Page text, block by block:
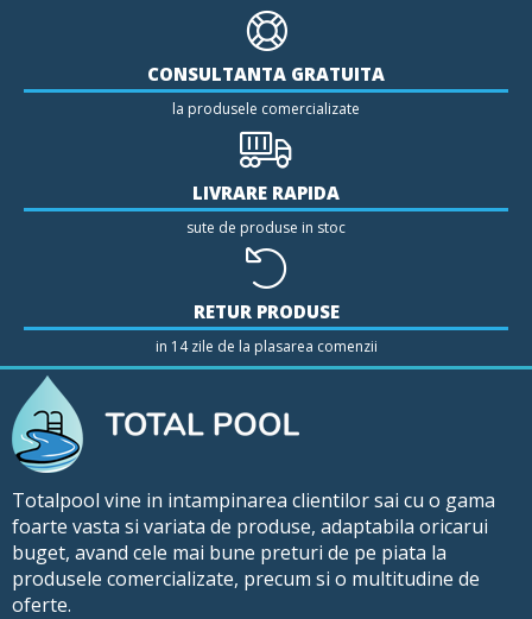
CONSULTANTA GRATUITA
la produsele comercializate
LIVRARE RAPIDA
sute de produse in stoc
RETUR PRODUSE
in 14 zile de la plasarea comenzii
Totalpool vine in intampinarea clientilor sai cu o gama
foarte vasta si variata de produse, adaptabila oricarui
buget, avand cele mai bune preturi de pe piata la
produsele comercializate, precum si o multitudine de
oferte.